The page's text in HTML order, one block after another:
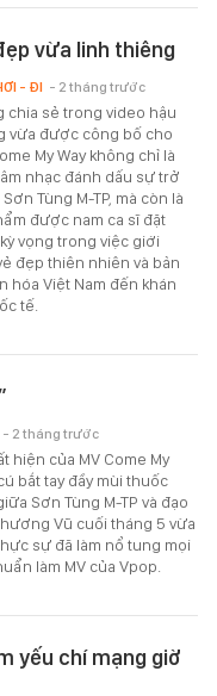
vừa linh thiêng
chia sẻ trong video hậu
vừa được công bố cho
My Way không chỉ là
nhạc đánh dấu sự trở
Tùng M-TP, mà còn là
được nam ca sĩ đặt
vọng trong việc giới
đẹp thiên nhiên và bản
hóa Việt Nam đến khán
tế.
- ĐI - 2 tháng trước
hiện của MV Come My
bắt tay đầy mùi thuốc
Sơn Tùng M-TP và đạo
Vũ cuối tháng 5 vừa
sự đã làm nổ tung mọi
làm MV của Vpop.
- 2 tháng trước
yếu chí mạng giờ